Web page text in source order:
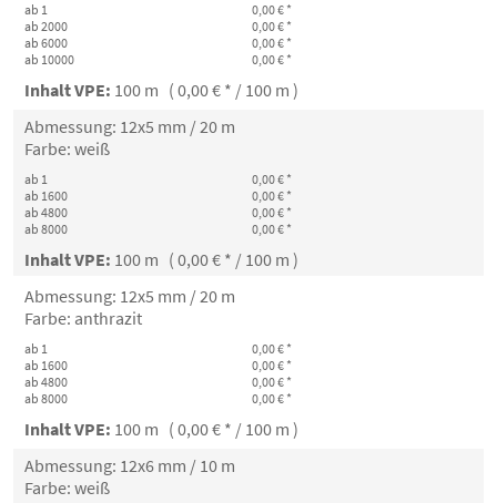
ab 1
0,00 € *
ab 2000
0,00 € *
ab 6000
0,00 € *
ab 10000
0,00 € *
Inhalt VPE: 100 m ( 0,00 € * / 100 m )
Abmessung: 12x5 mm / 20 m
Farbe: weiß
ab 1
0,00 € *
ab 1600
0,00 € *
ab 4800
0,00 € *
ab 8000
0,00 € *
Inhalt VPE: 100 m ( 0,00 € * / 100 m )
Abmessung: 12x5 mm / 20 m
Farbe: anthrazit
ab 1
0,00 € *
ab 1600
0,00 € *
ab 4800
0,00 € *
ab 8000
0,00 € *
Inhalt VPE: 100 m ( 0,00 € * / 100 m )
Abmessung: 12x6 mm / 10 m
Farbe: weiß